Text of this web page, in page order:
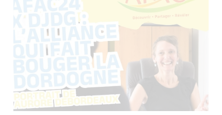
COVOITURAGE,
AUTOPARTAGE, VÉLO-
PARTAGE : QUELLE
SOLUTION EST FAITE
POUR VOUS ?